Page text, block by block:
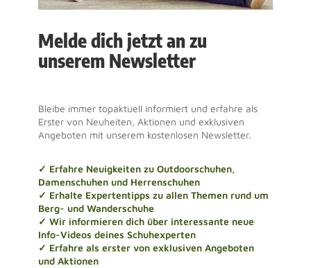
Melde dich jetzt an zu
unserem Newsletter
Bleibe immer topaktuell informiert und erfahre als
Erster von Neuheiten, Aktionen und exklusiven
Angeboten mit unserem kostenlosen Newsletter.
✓ Erfahre Neuigkeiten zu Outdoorschuhen,
Damenschuhen und Herrenschuhen
✓ Erhalte Expertentipps zu allen Themen rund um
Berg- und Wanderschuhe
✓ Wir informieren dich über interessante neue
Info-Videos deines Schuhexperten
✓ Erfahre als erster von exklusiven Angeboten
und Aktionen